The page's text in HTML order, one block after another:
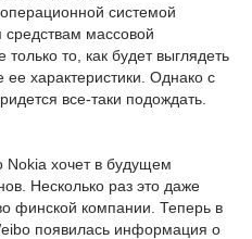
системой
средствам массовой
то, как будет выглядеть
характеристики. Однако с
все-таки подождать.
Nokia хочет в будущем
Несколько раз это даже
финской компании. Теперь в
появилась информация о